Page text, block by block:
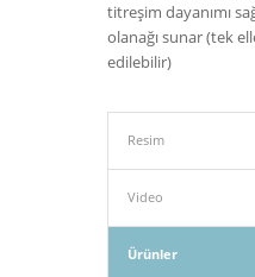
titreşim dayanımı
olanağı sunar (tek
edilebilir)
Resim
Video
Ürünler